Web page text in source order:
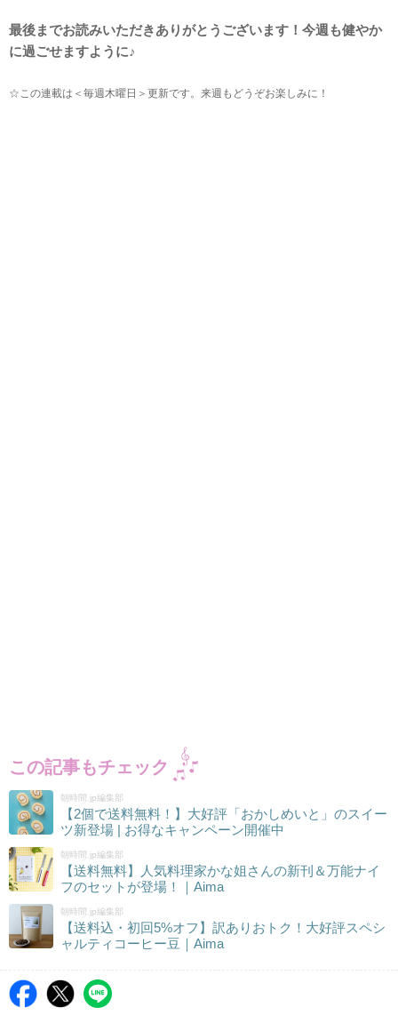
最後までお読みいただきありがとうございます！今週も健やか
に過ごせますように♪
☆この連載は＜毎週木曜日＞更新です。来週もどうぞお楽しみに！
この記事もチェック
朝時間.jp編集部
【2個で送料無料！】大好評「おかしめいと」のスイー
ツ新登場 | お得なキャンペーン開催中
朝時間.jp編集部
【送料無料】人気料理家かな姐さんの新刊＆万能ナイ
フのセットが登場！｜Aima
朝時間.jp編集部
【送料込・初回5%オフ】訳ありおトク！大好評スペシ
ャルティコーヒー豆｜Aima